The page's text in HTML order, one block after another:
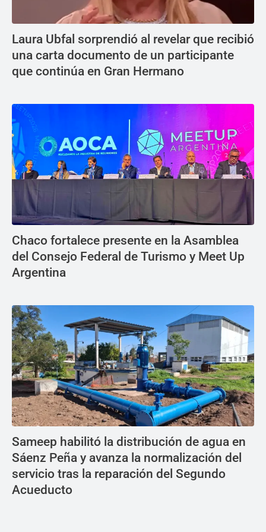
Laura Ubfal sorprendió al revelar que recibió
una carta documento de un participante
que continúa en Gran Hermano
Chaco fortalece presente en la Asamblea
del Consejo Federal de Turismo y Meet Up
Argentina
Sameep habilitó la distribución de agua en
Sáenz Peña y avanza la normalización del
servicio tras la reparación del Segundo
Acueducto